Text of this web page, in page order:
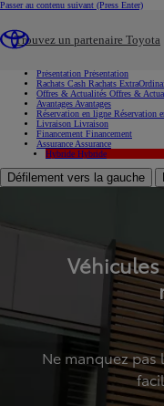
Passer au contenu suivant (Press Enter)
Trouvez un partenaire Toyota
Présentation Présentation
Rachats Cash Rachats
Offres & Actualités Offres &
Avantages Avantages
Réservation en ligne Réservation
Livraison Livraison
Financement Financement
Assurance Assurance
Hybride Hybride
Défilement vers la gauche
Ne manquez pas